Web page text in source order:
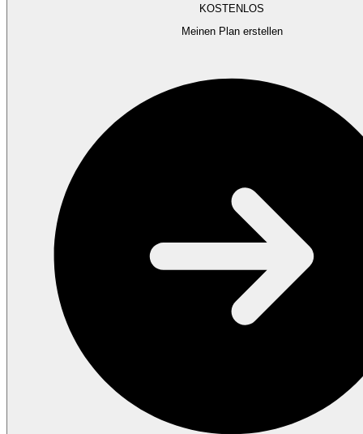
KOSTENLOS
Meinen Plan erstellen